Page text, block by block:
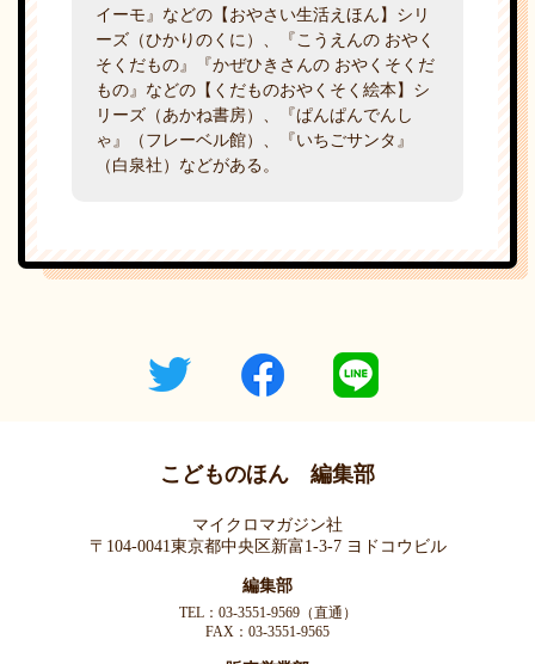
イーモ』などの【おやさい生活えほん】シリ
ーズ（ひかりのくに）、『こうえんの おやく
そくだもの』『かぜひきさんの おやくそくだ
もの』などの【くだものおやくそく絵本】シ
リーズ（あかね書房）、『ぱんぱんでんし
ゃ』（フレーベル館）、『いちごサンタ』
（白泉社）などがある。
こどものほん 編集部
マイクロマガジン社
〒104-0041東京都中央区新富1-3-7 ヨドコウビル
編集部
TEL：03-3551-9569（直通）
FAX：03-3551-9565